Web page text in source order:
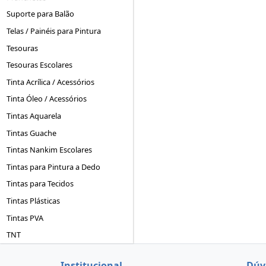
Suporte para Balão
Telas / Painéis para Pintura
Tesouras
Tesouras Escolares
Tinta Acrílica / Acessórios
Tinta Óleo / Acessórios
Tintas Aquarela
Tintas Guache
Tintas Nankim Escolares
Tintas para Pintura a Dedo
Tintas para Tecidos
Tintas Plásticas
Tintas PVA
TNT